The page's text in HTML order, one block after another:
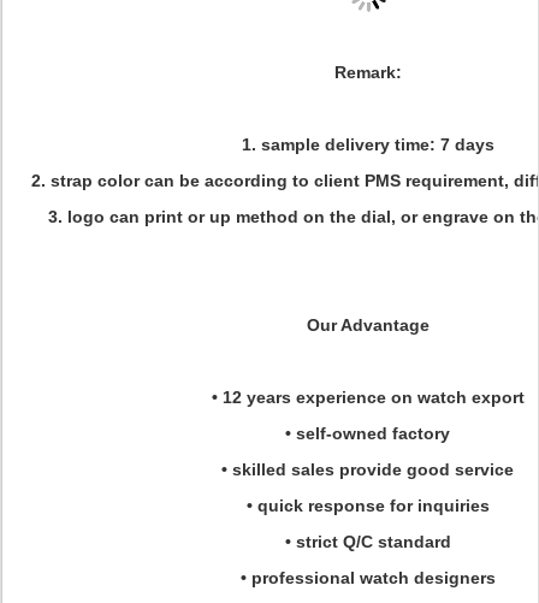
Remark:
1. sample delivery time: 7 days
2. strap color can be according to client PMS requirement,
3. logo can print or up method on the dial, or engrave on
Our Advantage
• 12 years experience on watch export
• self-owned factory
• skilled sales provide good service
• quick response for inquiries
• strict Q/C standard
• professional watch designers